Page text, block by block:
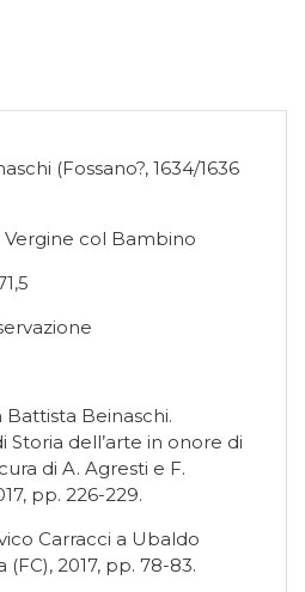
(Fossano?, 1634/1636
col Bambino
Battista Beinaschi.
Storia dell’arte in onore di
di A. Agresti e F.
pp. 226-229.
Carracci a Ubaldo
2017, pp. 78-83.